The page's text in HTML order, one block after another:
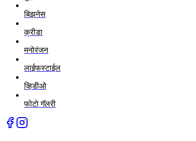
बिझनेस
क्रीडा
मनोरंजन
लाईफस्टाईल
व्हिडीओ
फोटो गॅलरी